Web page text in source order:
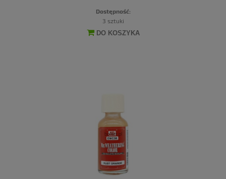
Dostępność:
3 sztuki
DO KOSZYKA